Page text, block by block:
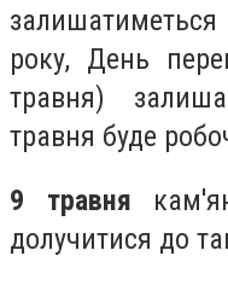
року, День
травня)
травня буде
9 травня
долучитися до